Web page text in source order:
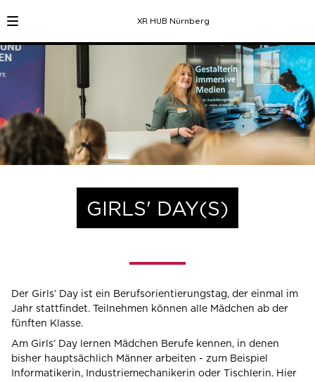
XR HUB Nürnberg
GIRLS' DAY(S)
Der Girls’ Day ist ein Berufsorientierungstag, der einmal im
Jahr stattfindet. Teilnehmen können alle Mädchen ab der
fünften Klasse.
Am Girls’ Day lernen Mädchen Berufe kennen, in denen
bisher hauptsächlich Männer arbeiten - zum Beispiel
Informatikerin, Industriemechanikerin oder Tischlerin. Hier